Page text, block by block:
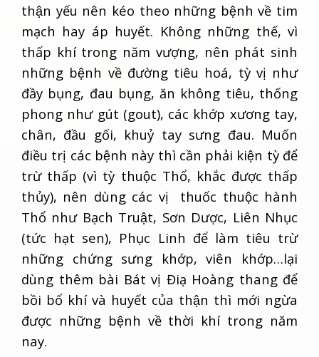
thận yếu nên kéo theo những bệnh về tim
mạch hay áp huyết. Không những thế, vì
thấp khí trong năm vượng, nên phát sinh
những bệnh về đường tiêu hoá, tỳ vị như
đầy bụng, đau bụng, ăn không tiêu, thống
phong như gút (gout), các khớp xương tay,
chân, đầu gối, khuỷ tay sưng đau. Muốn
điều trị các bệnh này thì cần phải kiện tỳ để
trừ thấp (vì tỳ thuộc Thổ, khắc được thấp
thủy), nên dùng các vị thuốc thuộc hành
Thổ như Bạch Truật, Sơn Dược, Liên Nhục
(tức hạt sen), Phục Linh để làm tiêu trừ
những chứng sưng khớp, viên khớp…lại
dùng thêm bài Bát vị Điạ Hoàng thang để
bồi bổ khí và huyết của thận thì mới ngừa
được những bệnh về thời khí trong năm
nay.